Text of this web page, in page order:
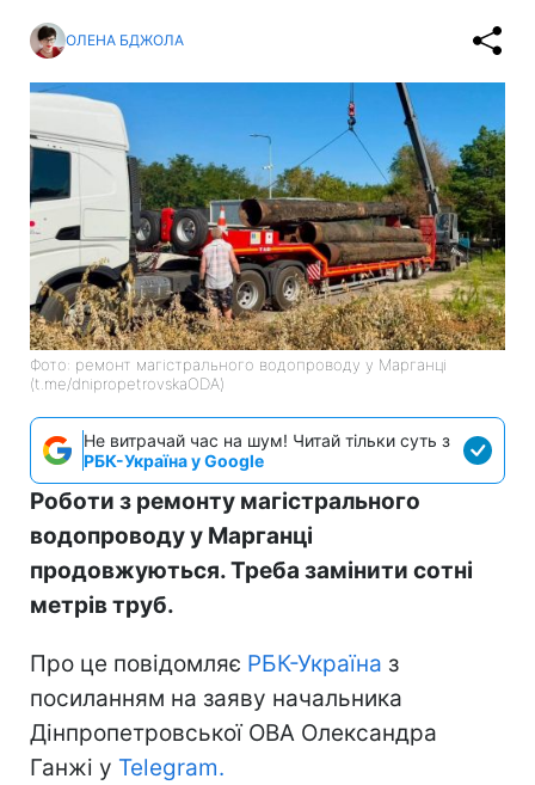
ОЛЕНА БДЖОЛА
Фото: ремонт магістрального водопроводу у Марганці
(t.me/dnipropetrovskaODA)
Не витрачай час на шум! Читай тільки суть з
РБК-Україна у Google
Роботи з ремонту магістрального
водопроводу у Марганці
продовжуються. Треба замінити сотні
метрів труб.
Про це повідомляє РБК-Україна з
посиланням на заяву начальника
Дінпропетровської ОВА Олександра
Ганжі у Telegram.